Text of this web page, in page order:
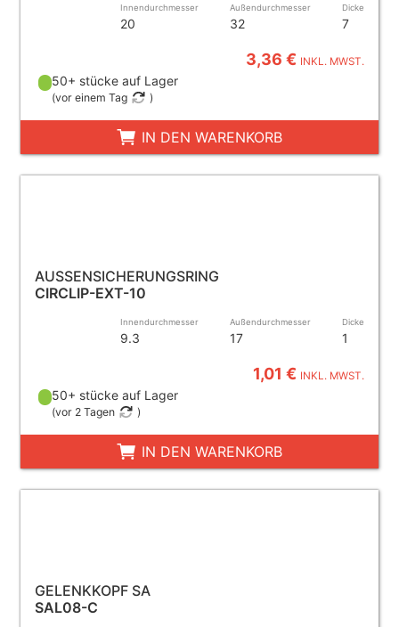
Innendurchmesser
20
Außendurchmesser
32
Dicke
7
3,36 € INKL. MWST.
50+ stücke auf Lager
(vor einem Tag )
IN DEN WARENKORB
AUSSENSICHERUNGSRING
CIRCLIP-EXT-10
Innendurchmesser
9.3
Außendurchmesser
17
Dicke
1
1,01 € INKL. MWST.
50+ stücke auf Lager
(vor 2 Tagen )
IN DEN WARENKORB
GELENKKOPF SA
SAL08-C